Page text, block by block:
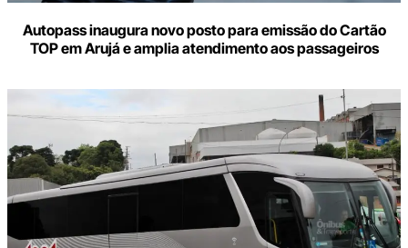
Autopass inaugura novo posto para emissão do Cartão
TOP em Arujá e amplia atendimento aos passageiros